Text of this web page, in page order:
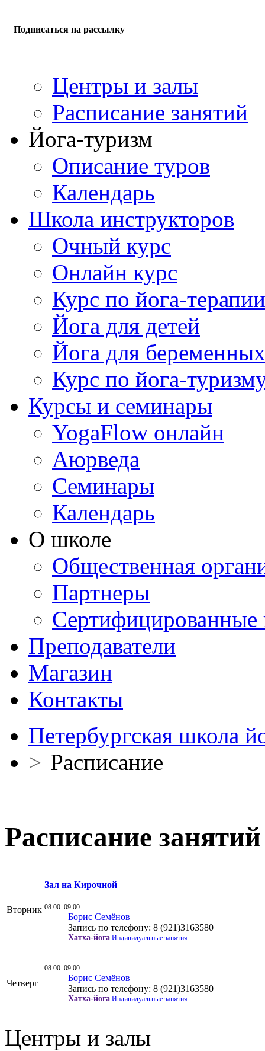
Подписаться на рассылку
Центры и залы
Расписание занятий
Йога-туризм
Описание туров
Календарь
Школа инструкторов
Очный курс
Онлайн курс
Курс по йога-терапии
Йога для детей
Йога для беременных
Курс по йога-
Курсы и семинары
YogaFlow онлайн
Аюрведа
Семинары
Календарь
О школе
Общественная
Партнеры
Сертифицированные
Преподаватели
Магазин
Контакты
Петербургская школа
> Расписание
Расписание занятий
Вторник
Зал на Кирочной
08:00–09:00
Борис Семёнов
Запись по телефону: 8 (921)3163580
Хатха-йога Индивидуальные занятия.
Четверг
08:00–09:00
Борис Семёнов
Запись по телефону: 8 (921)3163580
Хатха-йога Индивидуальные занятия.
Центры и залы